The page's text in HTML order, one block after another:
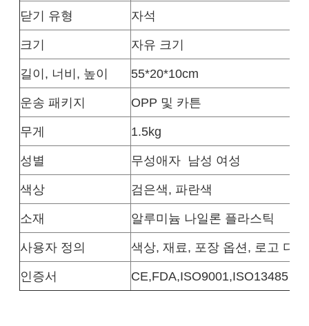
닫기 유형
자석
크기
자유 크기
길이, 너비, 높이
55*20*10cm
운송 패키지
OPP 및 카튼
무게
1.5kg
성별
무성애자 남성 여성
색상
검은색, 파란색
소재
알루미늄 나일론 플라스틱
사용자 정의
색상, 재료, 포장 옵션, 로고 디
인증서
CE,FDA,ISO9001,ISO13485